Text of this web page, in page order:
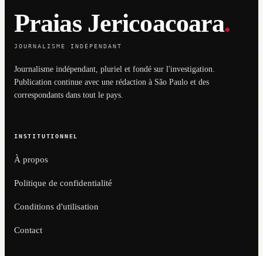
Praias Jericoacoara.
JOURNALISME INDÉPENDANT
Journalisme indépendant, pluriel et fondé sur l'investigation.
Publication continue avec une rédaction à São Paulo et des
correspondants dans tout le pays.
INSTITUTIONNEL
À propos
Politique de confidentialité
Conditions d'utilisation
Contact